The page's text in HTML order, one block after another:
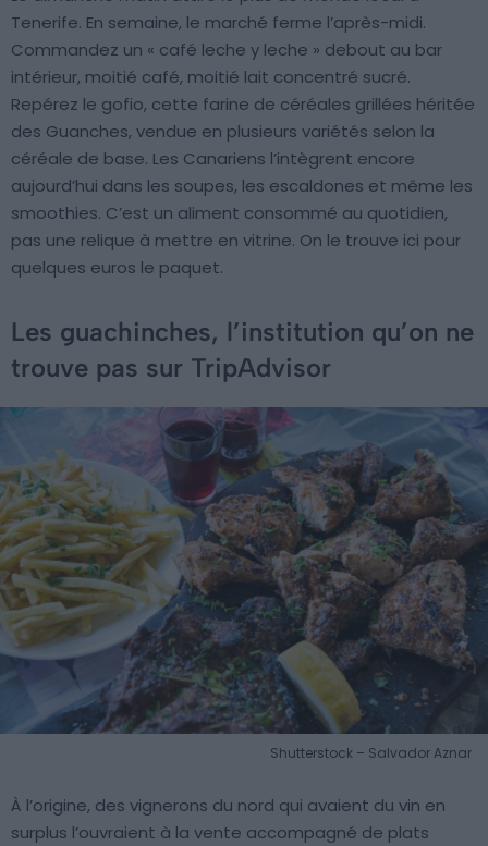
Tenerife. En semaine, le marché ferme l’après-midi.
Commandez un « café leche y leche » debout au bar
intérieur, moitié café, moitié lait concentré sucré.
Repérez le gofio, cette farine de céréales grillées héritée
des Guanches, vendue en plusieurs variétés selon la
céréale de base. Les Canariens l’intègrent encore
aujourd’hui dans les soupes, les escaldones et même les
smoothies. C’est un aliment consommé au quotidien,
pas une relique à mettre en vitrine. On le trouve ici pour
quelques euros le paquet.
Les guachinches, l’institution qu’on ne
trouve pas sur TripAdvisor
Shutterstock – Salvador Aznar
À l’origine, des vignerons du nord qui avaient du vin en
surplus l’ouvraient à la vente accompagné de plats